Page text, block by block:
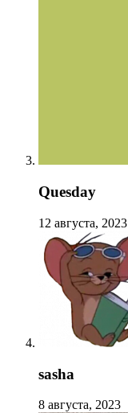
Quesday
12 августа, 2023
sasha
8 августа, 2023